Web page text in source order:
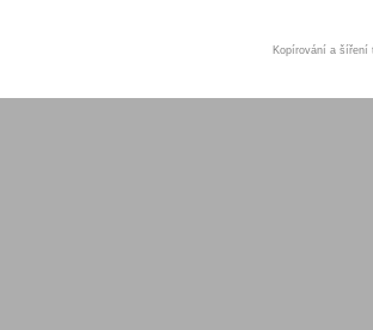
Kopírování a šíření